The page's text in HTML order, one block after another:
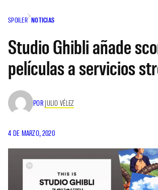
SPOILER NOTICIAS
Studio Ghibli añade
películas a servicios
POR JULIO VÉLEZ
4 DE MARZO, 2020